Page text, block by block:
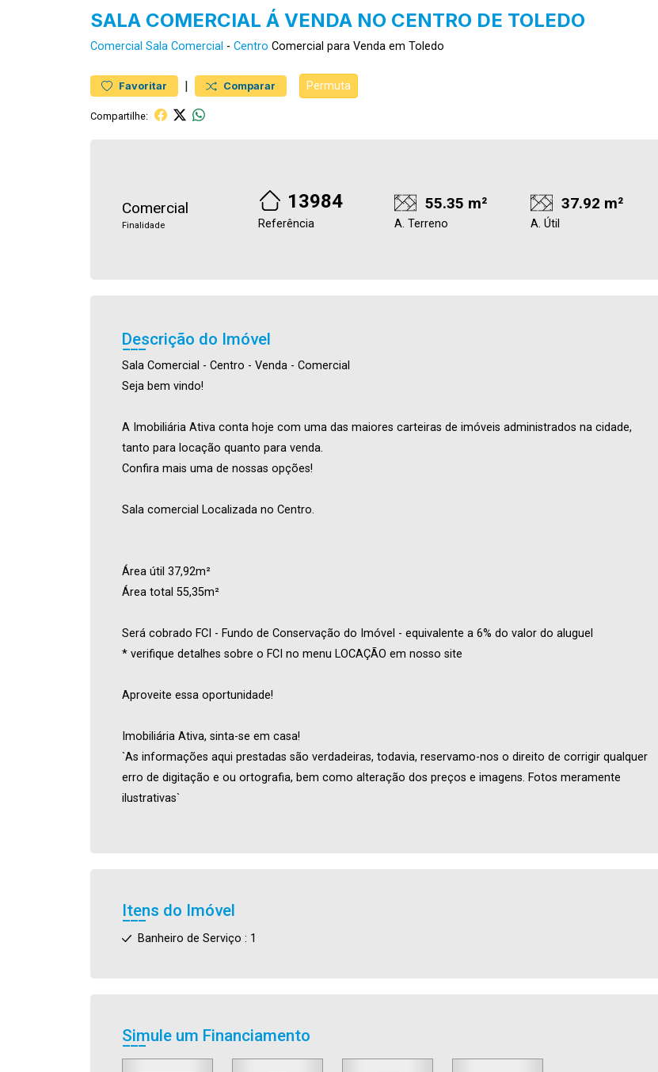
SALA COMERCIAL Á VENDA NO CENTRO DE TOLEDO
Comercial Sala Comercial - Centro Comercial para Venda em Toledo
Favoritar | Comparar Permuta
Compartilhe:
Comercial
Finalidade
13984
Referência
55.35 m²
A. Terreno
37.92 m²
A. Útil
Descrição do Imóvel
Sala Comercial - Centro - Venda - Comercial
Seja bem vindo!
A Imobiliária Ativa conta hoje com uma das maiores carteiras de imóveis administrados na cidade,
tanto para locação quanto para venda.
Confira mais uma de nossas opções!
Sala comercial Localizada no Centro.
Área útil 37,92m²
Área total 55,35m²
Será cobrado FCI - Fundo de Conservação do Imóvel - equivalente a 6% do valor do aluguel
* verifique detalhes sobre o FCI no menu LOCAÇÃO em nosso site
Aproveite essa oportunidade!
Imobiliária Ativa, sinta-se em casa!
`As informações aqui prestadas são verdadeiras, todavia, reservamo-nos o direito de corrigir qualquer
erro de digitação e ou ortografia, bem como alteração dos preços e imagens. Fotos meramente
ilustrativas`
Itens do Imóvel
Banheiro de Serviço : 1
Simule um Financiamento